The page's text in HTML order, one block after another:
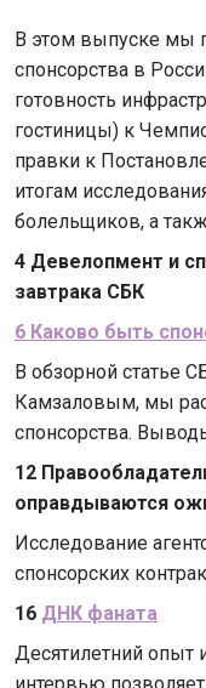
В этом выпуске мы
спонсорства в
готовность
гостиницы) к
правки к
итогам
болельщиков, а
4 Девелопмент и
завтрака СБК
6 Каково быть
В обзорной статье
Камзаловым, мы
спонсорства.
12
оправдываются
Исследование
спонсорских
16 ДНК фаната
Десятилетний опыт